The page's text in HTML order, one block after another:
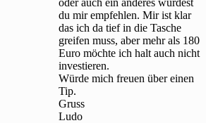
du mir empfehlen. Mir ist klar
das ich da tief in die Tasche
greifen muss, aber mehr als 180
Euro möchte ich halt auch nicht
investieren.
Würde mich freuen über einen
Tip.
Gruss
Ludo